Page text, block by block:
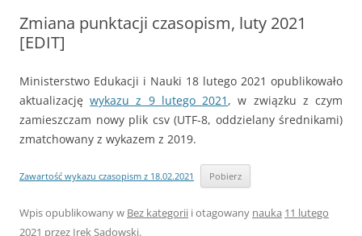
Zmiana punktacji czasopism, luty 2021
[EDIT]
Ministerstwo Edukacji i Nauki 18 lutego 2021 opublikowało
aktualizacjęwykazu z 9 lutego 2021 , w związku z czym
zamieszczam nowy plik csv (UTF-8, oddzielany średnikami)
zmatchowany z wykazem z 2019.
Zawartość wykazu czasopism z 18.02.2021 Pobierz
Wpis opublikowany w Bez kategorii i otagowany nauka 11 lutego
2021 przez Irek Sadowski.